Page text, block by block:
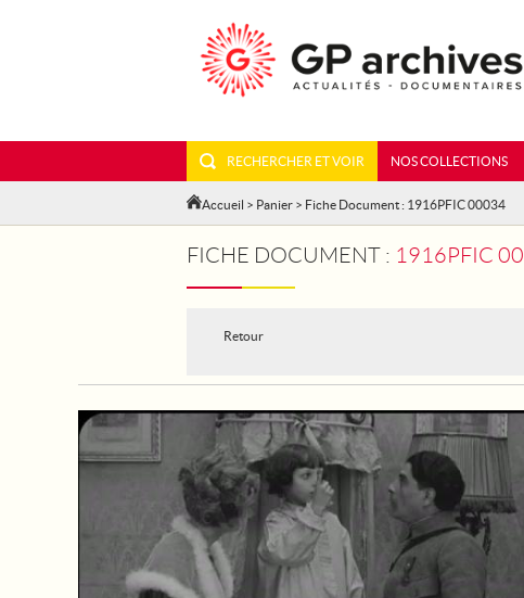
RECHERCHER ET VOIR NOS COLLECTIONS
Accueil > Panier > Fiche Document : 1916PFIC 00034
FICHE DOCUMENT : 1916PFIC
Retour